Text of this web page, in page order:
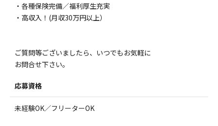
・各種保険完備／福利厚生充実
・高収入！(月収30万円以上）
ご質問等ございましたら、いつでもお気軽に
お問合せ下さい。
応募資格
未経験OK／フリーターOK